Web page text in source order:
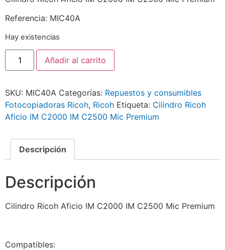
Referencia: MIC40A
Hay existencias
Añadir al carrito
SKU: MIC40A Categorías: Repuestos y consumibles
Fotocopiadoras Ricoh, Ricoh Etiqueta: Cilindro Ricoh
Aficio IM C2000 IM C2500 Mic Premium
Descripción
Descripción
Cilindro Ricoh Aficio IM C2000 IM C2500 Mic Premium
Compatibles: